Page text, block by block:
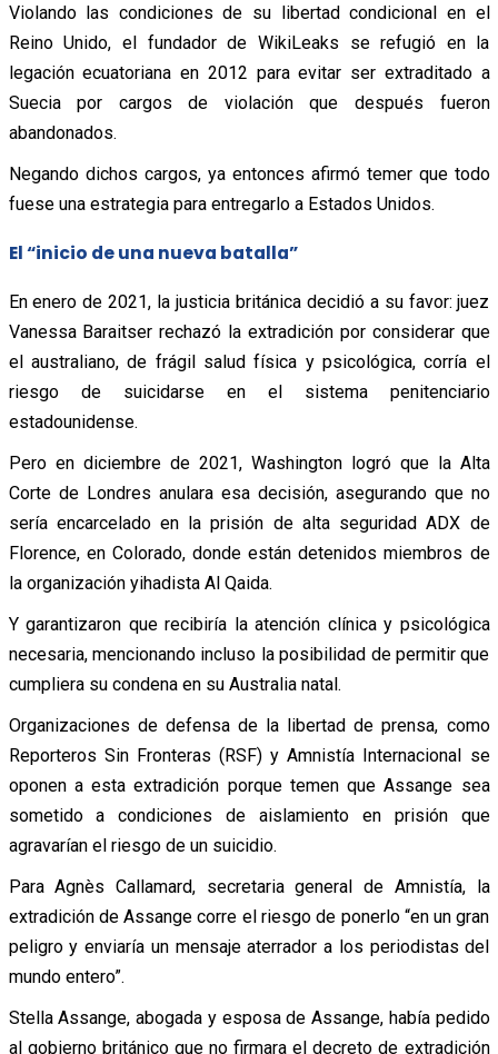
Violando las condiciones de su libertad condicional en el
Reino Unido, el fundador de WikiLeaks se refugió en la
legación ecuatoriana en 2012 para evitar ser extraditado a
Suecia por cargos de violación que después fueron
abandonados.
Negando dichos cargos, ya entonces afirmó temer que todo
fuese una estrategia para entregarlo a Estados Unidos.
El “inicio de una nueva batalla”
En enero de 2021, la justicia británica decidió a su favor: juez
Vanessa Baraitser rechazó la extradición por considerar que
el australiano, de frágil salud física y psicológica, corría el
riesgo de suicidarse en el sistema penitenciario
estadounidense.
Pero en diciembre de 2021, Washington logró que la Alta
Corte de Londres anulara esa decisión, asegurando que no
sería encarcelado en la prisión de alta seguridad ADX de
Florence, en Colorado, donde están detenidos miembros de
la organización yihadista Al Qaida.
Y garantizaron que recibiría la atención clínica y psicológica
necesaria, mencionando incluso la posibilidad de permitir que
cumpliera su condena en su Australia natal.
Organizaciones de defensa de la libertad de prensa, como
Reporteros Sin Fronteras (RSF) y Amnistía Internacional se
oponen a esta extradición porque temen que Assange sea
sometido a condiciones de aislamiento en prisión que
agravarían el riesgo de un suicidio.
Para Agnès Callamard, secretaria general de Amnistía, la
extradición de Assange corre el riesgo de ponerlo “en un gran
peligro y enviaría un mensaje aterrador a los periodistas del
mundo entero”.
Stella Assange, abogada y esposa de Assange, había pedido
al gobierno británico que no firmara el decreto de extradición